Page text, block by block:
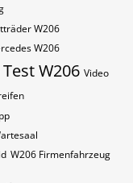
W206
W206
Test W206 Video
W206 Firmenfahrzeug